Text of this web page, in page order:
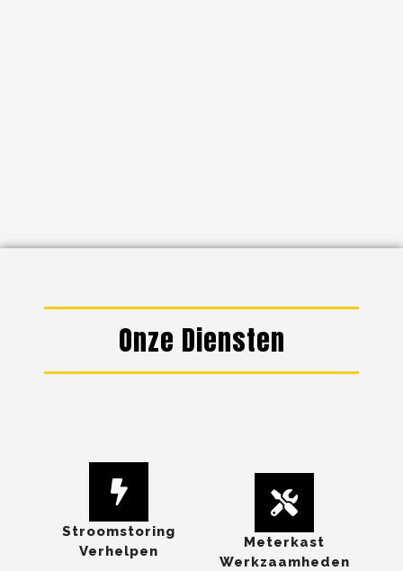
Onze Diensten
Stroomstoring
Verhelpen
Meterkast
Werkzaamheden